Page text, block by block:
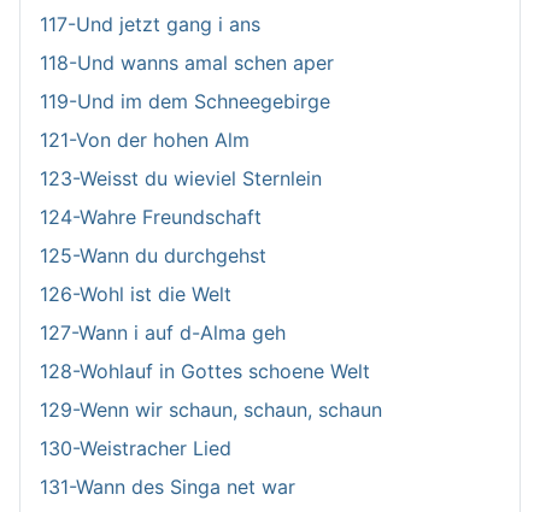
117-Und jetzt gang i ans
118-Und wanns amal schen aper
119-Und im dem Schneegebirge
121-Von der hohen Alm
123-Weisst du wieviel Sternlein
124-Wahre Freundschaft
125-Wann du durchgehst
126-Wohl ist die Welt
127-Wann i auf d-Alma geh
128-Wohlauf in Gottes schoene Welt
129-Wenn wir schaun, schaun, schaun
130-Weistracher Lied
131-Wann des Singa net war